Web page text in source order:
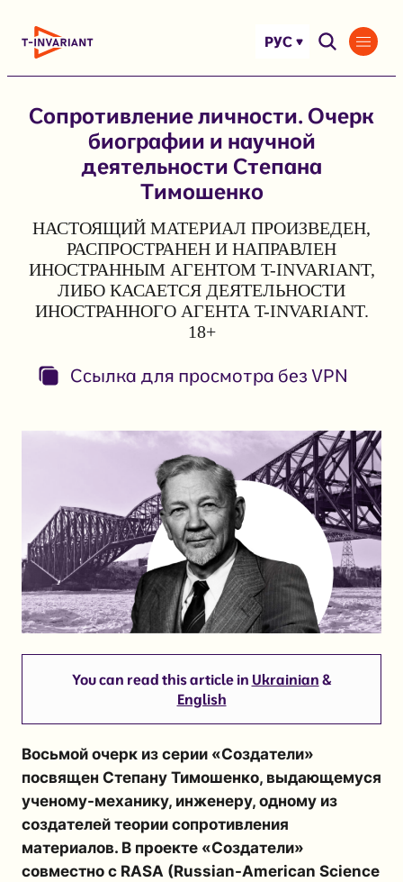
РУС
Сопротивление личности. Очерк
биографии и научной
деятельности Степана
Тимошенко
НАСТОЯЩИЙ МАТЕРИАЛ ПРОИЗВЕДЕН,
РАСПРОСТРАНЕН И НАПРАВЛЕН
ИНОСТРАННЫМ АГЕНТОМ T-INVARIANT,
ЛИБО КАСАЕТСЯ ДЕЯТЕЛЬНОСТИ
ИНОСТРАННОГО АГЕНТА T-INVARIANT.
18+
Ссылка для просмотра без VPN
You can read this article in Ukrainian &
English
Восьмой очерк из серии «Создатели»
посвящен Степану Тимошенко, выдающемуся
ученому-механику, инженеру, одному из
создателей теории сопротивления
материалов. В проекте «Создатели»
совместно с RASA (Russian-American Science